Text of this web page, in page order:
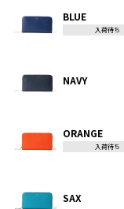
BLUE
入荷待ち
NAVY
ORANGE
入荷待ち
SAX